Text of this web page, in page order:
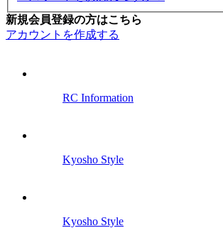
新規会員登録の方はこちら
アカウントを作成する
RC Information
Kyosho Style
Kyosho Style